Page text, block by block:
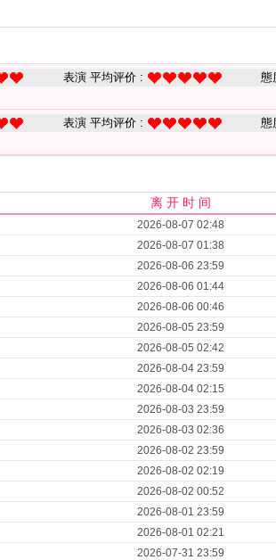
表演 平均评价 :
態
表演 平均评价 :
態
离 开 时 间
2026-08-07 02:48
2026-08-07 01:38
2026-08-06 23:59
2026-08-06 01:44
2026-08-06 00:46
2026-08-05 23:59
2026-08-05 02:42
2026-08-04 23:59
2026-08-04 02:15
2026-08-03 23:59
2026-08-03 02:36
2026-08-02 23:59
2026-08-02 02:19
2026-08-02 00:52
2026-08-01 23:59
2026-08-01 02:21
2026-07-31 23:59